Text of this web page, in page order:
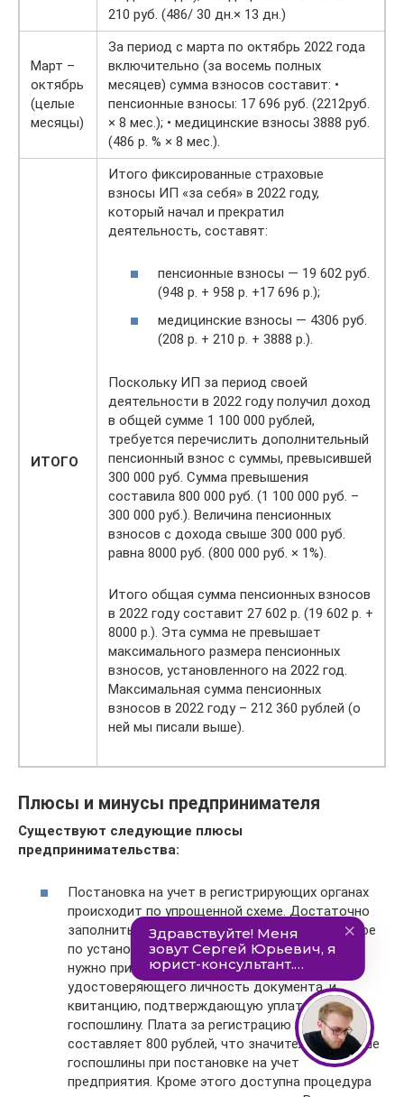
210 руб. (486/ 30 дн.× 13 дн.)
Март –
октябрь
(целые
месяцы)
За период с марта по октябрь 2022 года
включительно (за восемь полных
месяцев) сумма взносов составит: •
пенсионные взносы: 17 696 руб. (2212руб.
× 8 мес.); • медицинские взносы 3888 руб.
(486 р. % × 8 мес.).
ИТОГО
Итого фиксированные страховые
взносы ИП «за себя» в 2022 году,
который начал и прекратил
деятельность, составят:
пенсионные взносы — 19 602 руб.
(948 р. + 958 р. +17 696 р.);
медицинские взносы — 4306 руб.
(208 р. + 210 р. + 3888 р.).
Поскольку ИП за период своей
деятельности в 2022 году получил доход
в общей сумме 1 100 000 рублей,
требуется перечислить дополнительный
пенсионный взнос с суммы, превысившей
300 000 руб. Сумма превышения
составила 800 000 руб. (1 100 000 руб. –
300 000 руб.). Величина пенсионных
взносов с дохода свыше 300 000 руб.
равна 8000 руб. (800 000 руб. × 1%).
Итого общая сумма пенсионных взносов
в 2022 году составит 27 602 р. (19 602 р. +
8000 р.). Эта сумма не превышает
максимального размера пенсионных
взносов, установленного на 2022 год.
Максимальная сумма пенсионных
взносов в 2022 году – 212 360 рублей (о
ней мы писали выше).
Плюсы и минусы предпринимателя
Существуют следующие плюсы
предпринимательства:
Постановка на учет в регистрирующих органах
происходит по упрощенной схеме. Достаточно
заполнить и представить в ИФНС оформленное
по установленной форме заявление. К нему
нужно приложить только копию
удостоверяющего личность документа, и
квитанцию, подтверждающую уплату
госпошлину. Плата за регистрацию при этом
составляет 800 рублей, что значительно меньше
госпошлины при постановке на учет
предприятия. Кроме этого доступна процедура